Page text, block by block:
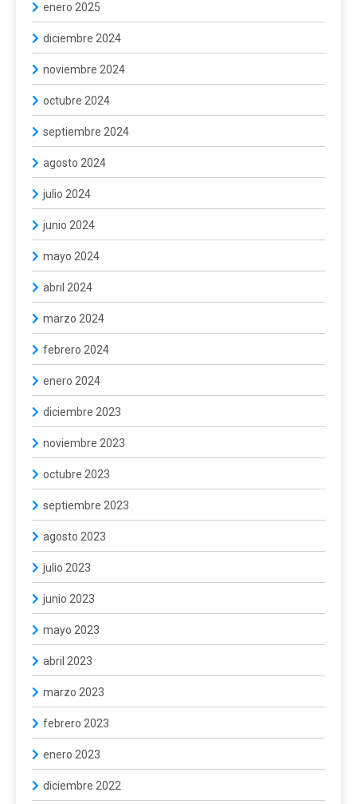
enero 2025
diciembre 2024
noviembre 2024
octubre 2024
septiembre 2024
agosto 2024
julio 2024
junio 2024
mayo 2024
abril 2024
marzo 2024
febrero 2024
enero 2024
diciembre 2023
noviembre 2023
octubre 2023
septiembre 2023
agosto 2023
julio 2023
junio 2023
mayo 2023
abril 2023
marzo 2023
febrero 2023
enero 2023
diciembre 2022